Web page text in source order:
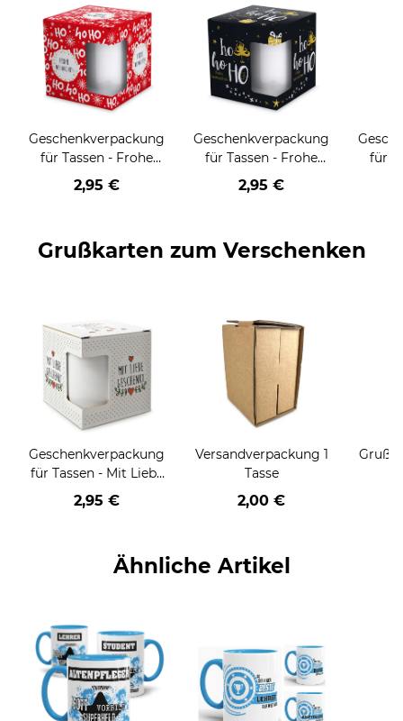
Geschenkverpackung
für Tassen - Frohe
Weihnachten - HO
HO HO - rot
2,95 €
Geschenkverpackung
für Tassen - Frohe
Weihnachten - HO
HO HO - schwarz
2,95 €
für
Grußkarten zum Verschenken
Geschenkverpackung
für Tassen - Mit Liebe
geschenkt
2,95 €
Versandverpackung 1
Tasse
2,00 €
Ähnliche Artikel